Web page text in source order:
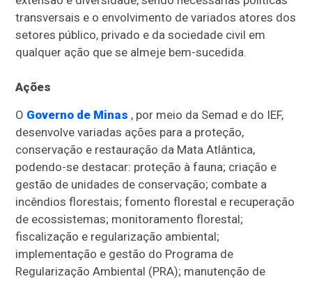
transversais e o envolvimento de variados atores dos
setores público, privado e da sociedade civil em
qualquer ação que se almeje bem-sucedida.
Ações
O Governo de Minas , por meio da Semad e do IEF,
desenvolve variadas ações para a proteção,
conservação e restauração da Mata Atlântica,
podendo-se destacar: proteção à fauna; criação e
gestão de unidades de conservação; combate a
incêndios florestais; fomento florestal e recuperação
de ecossistemas; monitoramento florestal;
fiscalização e regularização ambiental;
implementação e gestão do Programa de
Regularização Ambiental (PRA); manutenção de